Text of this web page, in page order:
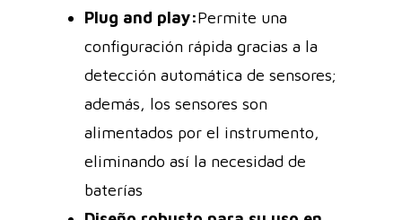
Plug and play:Permite una
configuración rápida gracias a la
detección automática de sensores;
además, los sensores son
alimentados por el instrumento,
eliminando así la necesidad de
baterías